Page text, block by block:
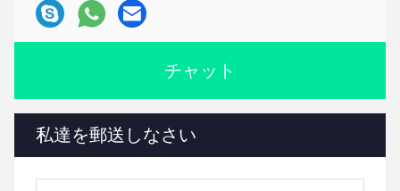
チャット
私達を郵送しなさい